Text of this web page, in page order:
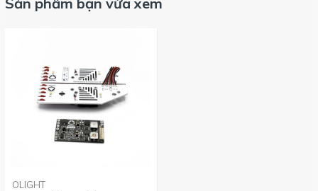
OLIGHT